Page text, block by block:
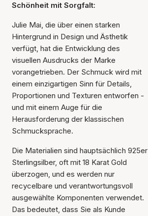
Schönheit mit Sorgfalt:
Julie Mai, die über einen starken
Hintergrund in Design und Ästhetik
verfügt, hat die Entwicklung des
visuellen Ausdrucks der Marke
vorangetrieben. Der Schmuck wird mit
einem einzigartigen Sinn für Details,
Proportionen und Texturen entworfen -
und mit einem Auge für die
Herausforderung der klassischen
Schmucksprache.
Die Materialien sind hauptsächlich 925er
Sterlingsilber, oft mit 18 Karat Gold
überzogen, und es werden nur
recycelbare und verantwortungsvoll
ausgewählte Komponenten verwendet.
Das bedeutet, dass Sie als Kunde